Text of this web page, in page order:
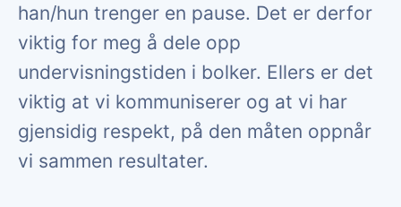
han/hun trenger en pause. Det er derfor
viktig for meg å dele opp
undervisningstiden i bolker. Ellers er det
viktig at vi kommuniserer og at vi har
gjensidig respekt, på den måten oppnår
vi sammen resultater.